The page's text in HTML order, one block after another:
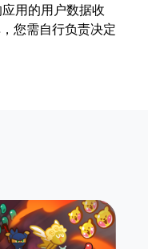
用的用户数据收
您需自行负责决定